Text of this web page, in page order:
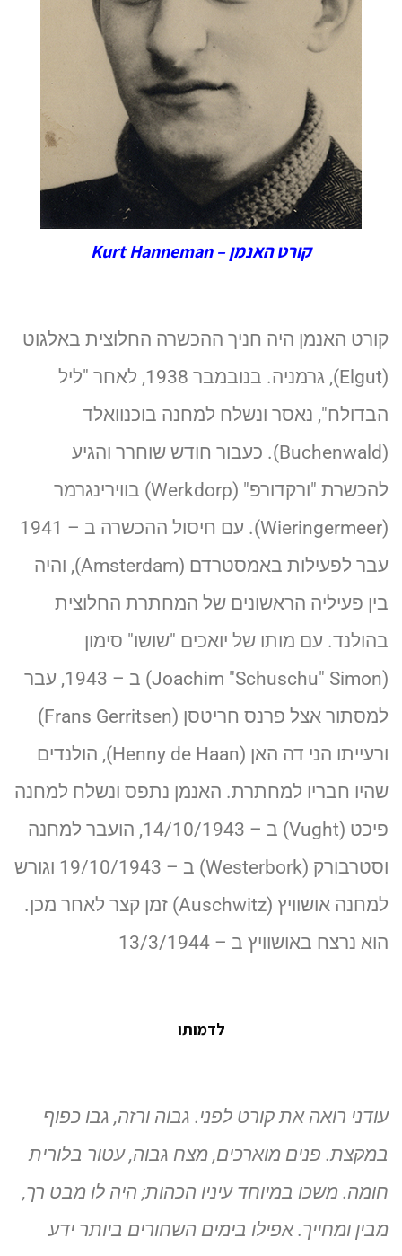
קורט האנמן – Kurt Hanneman
קורט האנמן היה חניך ההכשרה החלוצית באלגוט
(Elgut), גרמניה. בנובמבר 1938, לאחר "ליל
הבדולח", נאסר ונשלח למחנה בוכנוואלד
(Buchenwald). כעבור חודש שוחרר והגיע
להכשרת "ורקדורפ" (Werkdorp) בווירינגרמר
(Wieringermeer). עם חיסול ההכשרה ב – 1941
עבר לפעילות באמסטרדם (Amsterdam), והיה
בין פעיליה הראשונים של המחתרת החלוצית
בהולנד. עם מותו של יואכים "שושו" סימון
(Joachim "Schuschu" Simon) ב – 1943, עבר
למסתור אצל פרנס חריטסן (Frans Gerritsen)
ורעייתו הני דה האן (Henny de Haan), הולנדים
שהיו חבריו למחתרת. האנמן נתפס ונשלח למחנה
פיכט (Vught) ב – 14/10/1943, הועבר למחנה
וסטרבורק (Westerbork) ב – 19/10/1943 וגורש
למחנה אושוויץ (Auschwitz) זמן קצר לאחר מכן.
הוא נרצח באושוויץ ב – 13/3/1944
לדמותו
עודני רואה את קורט לפני. גבוה ורזה, גבו כפוף
במקצת. פנים מוארכים, מצח גבוה, עטור בלורית
חומה. משכו במיוחד עיניו הכהות; היה לו מבט רך,
מבין ומחייך. אפילו בימים השחורים ביותר ידע